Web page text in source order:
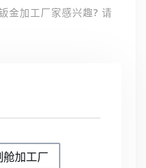
金加工厂家感兴趣? 请
加工厂